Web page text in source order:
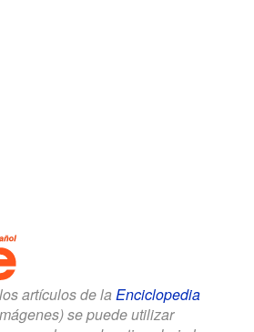
artículos de la Enciclopedia
se puede utilizar